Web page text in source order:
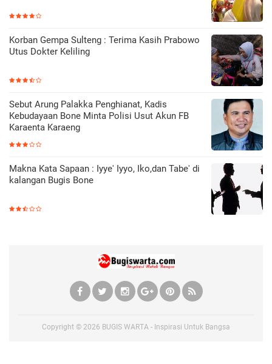
Korban Gempa Sulteng : Terima Kasih Prabowo
Utus Dokter Keliling
Sebut Arung Palakka Penghianat, Kadis
Kebudayaan Bone Minta Polisi Usut Akun FB
Karaenta Karaeng
Makna Kata Sapaan : Iyye' Iyyo, Iko,dan Tabe' di
kalangan Bugis Bone
Copyright © 2026 BUGIS WARTA - Inspirasi Untuk Bangsa